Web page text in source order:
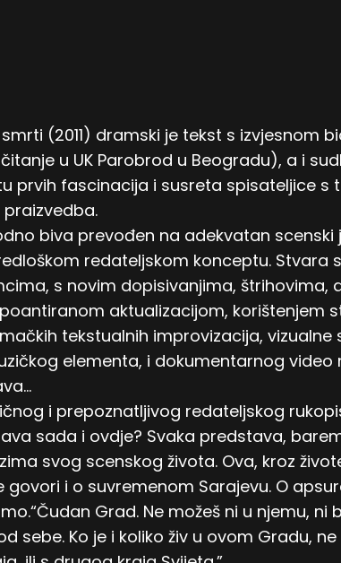
(2011) dramski je tekst s izvjesnom
u UK Parobrod u Beogradu), a i
prvih fascinacija i susreta spisateljice s
biva prevođen na adekvatan scenski
redateljskom konceptu. Stvara
s novim dopisivanjima, štrihovima,
aktualizacijom, korištenjem
tekstualnih improvizacija, vizualne
elementa, i dokumentarnog video
i prepoznatljivog redateljskog
sada i ovdje? Svaka predstava,
svog scenskog života. Ova, kroz
i o suvremenom Sarajevu. O
Grad. Ne možeš ni u njemu, ni
sebe. Ko je i koliko živ u ovom Gradu,